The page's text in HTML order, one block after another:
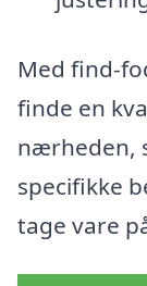
Med find-
finde en
nærheden,
specifikke
tage vare